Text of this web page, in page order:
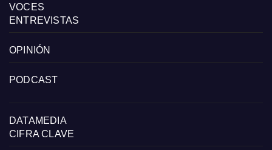
VOCES
ENTREVISTAS
OPINIÓN
PODCAST
DATAMEDIA
CIFRA CLAVE